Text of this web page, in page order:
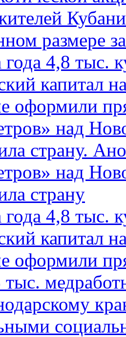
размере
года 4,8 тыс.
капитал
оформили
над
страну.
над
страну
года 4,8 тыс.
капитал
оформили
тыс.